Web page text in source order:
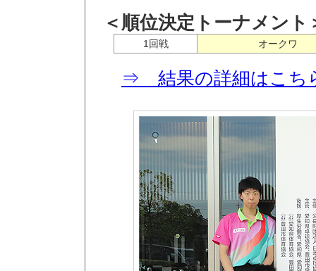
＜順位決定トーナメン
1回戦 オークワ
⇒ 結果の詳細はこち